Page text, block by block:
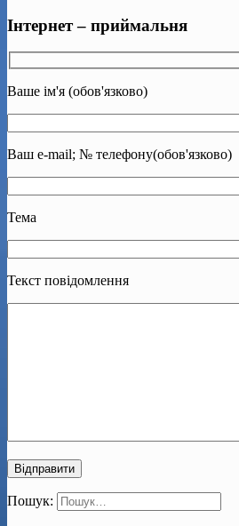
Інтернет – приймальня
Ваше ім'я (обов'язково)
Ваш e-mail; № телефону(обов'язково)
Тема
Текст повідомлення
Пошук: